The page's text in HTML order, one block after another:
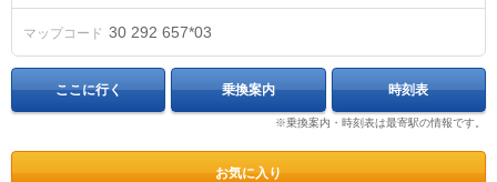
マップコード 30 292 657*03
ここに行く 乗換案内 時刻表
※乗換案内・時刻表は最寄駅の情報です。
お気に入り